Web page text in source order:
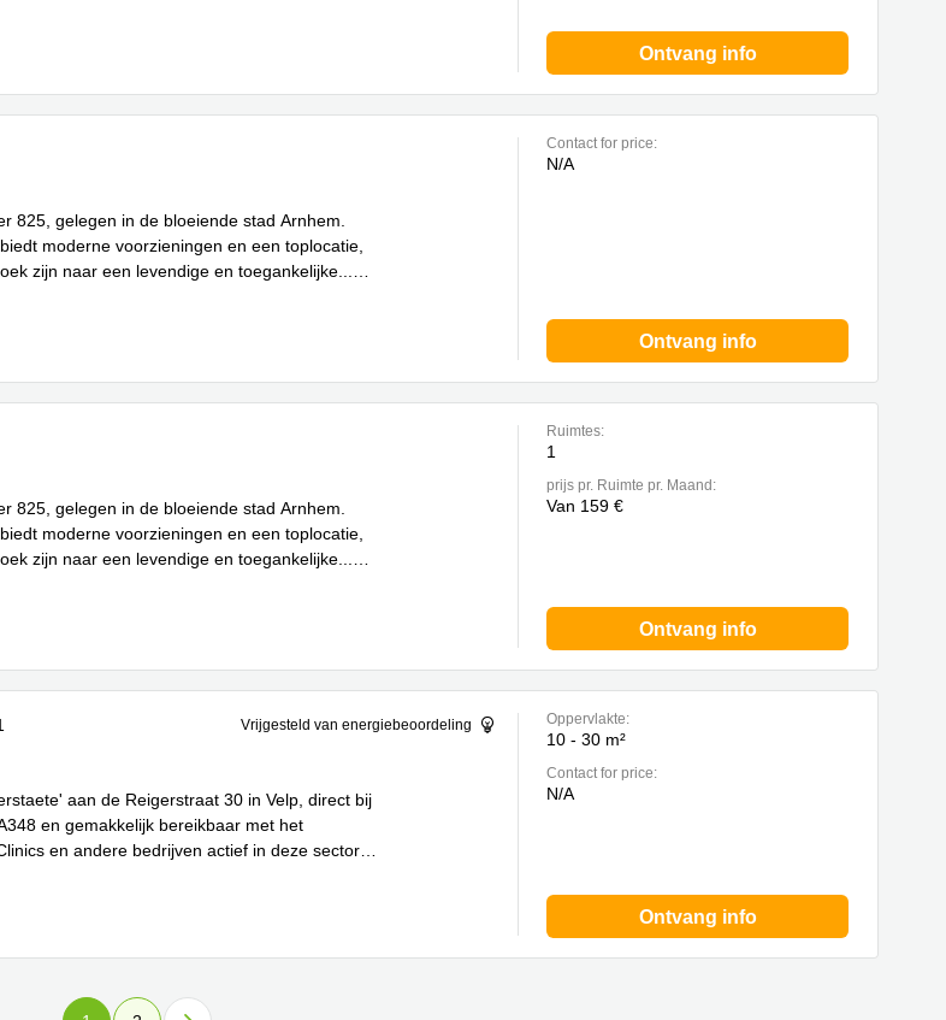
Ontvang info
1e verdieping, Arnhem
825, gelegen in de bloeiende stad Arnhem.
moderne voorzieningen en een toplocatie,
zijn naar een levendige en toegankelijke
Contact for price:
N/A
Ontvang info
1e verdieping, Arnhem
825, gelegen in de bloeiende stad Arnhem.
moderne voorzieningen en een toplocatie,
zijn naar een levendige en toegankelijke
Ruimtes:
1
prijs pr. Ruimte pr. Maand:
Van 159 €
Ontvang info
Vrijgesteld van energiebeoordeling
aan de Reigerstraat 30 in Velp, direct bij
en gemakkelijk bereikbaar met het
en andere bedrijven actief in deze sector
Oppervlakte:
10 - 30 m²
Contact for price:
N/A
Ontvang info